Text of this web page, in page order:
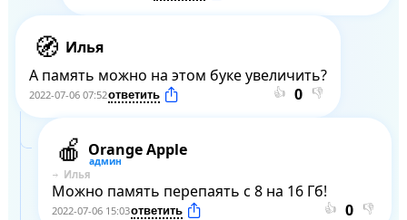
Илья
А память можно на этом буке увеличить?
2022-07-06 07:52 👍 👎
Orange Apple
Илья
Можно память перепаять с 8 на 16 Гб!
2022-07-06 15:03 👍 👎